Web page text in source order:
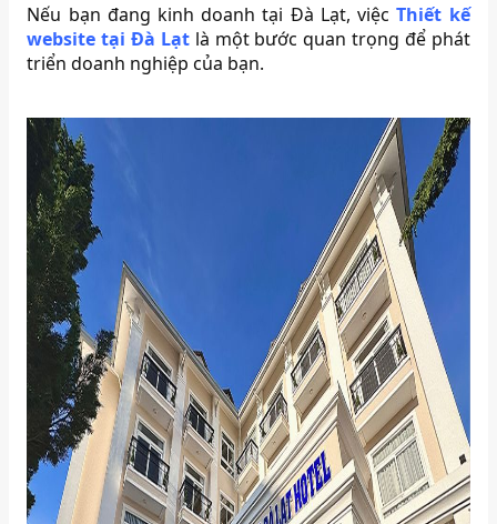
Nếu bạn đang kinh doanh tại Đà Lạt, việcThiết kế
website tại Đà Lạtlà một bước quan trọng để phát
triển doanh nghiệp của bạn.